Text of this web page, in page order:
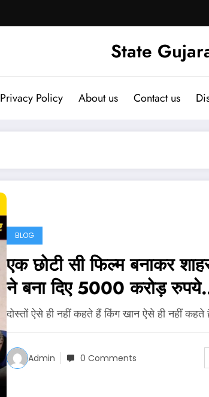
State
Privacy Policy About us Contact us
BLOG
एक छोटी सी फिल्म बनाकर
ने बना दिए 5000 करोड़
दोस्तों ऐसे ही नहीं कहते हैं किंग खान ऐसे ही नहीं
Admin 0 Comments